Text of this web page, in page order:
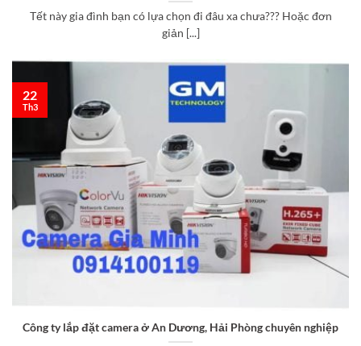
Tết này gia đình bạn có lựa chọn đi đâu xa chưa??? Hoặc đơn
giản [...]
Công ty lắp đặt camera ở An Dương, Hải Phòng chuyên nghiệp
22
Th3